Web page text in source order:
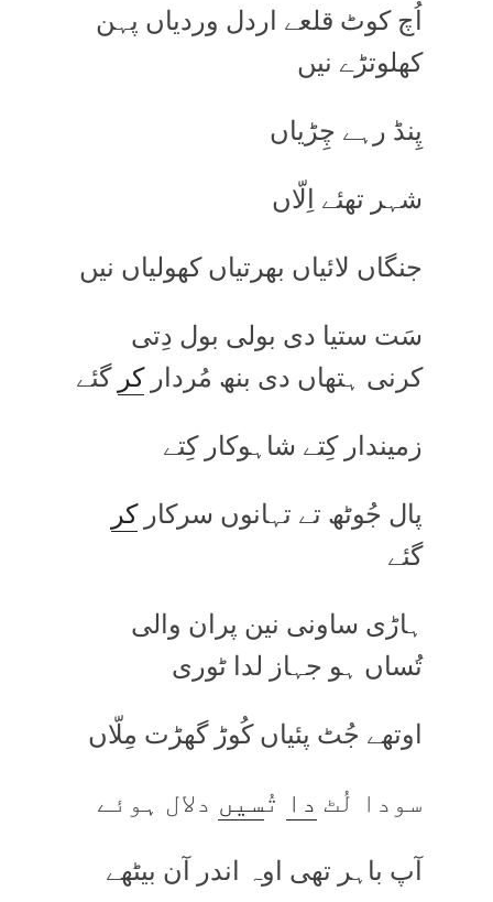
اُچ کوٹ قلعے اردل وردیاں پہن
کھلوتڑے نیں
پِنڈ رہے چِڑیاں
شہر تھئے اِلّاں
جنگاں لائیاں بھرتیاں کھولیاں نیں
سَت ستیا دی بولی بول دِتی
کرنی ہتھاں دی بنھ مُردارکر گئے
زمیندار کِتے شاہوکار کِتے
پال جُوٹھ تے تہانوں سرکارکر
گئے
ہاڑی ساونی نین پران والی
تُساں ہو جہاز لدا ٹوری
اوتھے جُٹ پئیاں کُوڑ گھڑت مِلّاں
سودا لُٹ دا تُسیں دلال ہوئے
آپ باہر تھی اوہ اندر آن بیٹھے